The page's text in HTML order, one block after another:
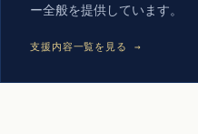
ー全般を提供しています。
支援内容一覧を見る →